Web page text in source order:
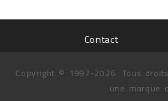
Contact
Copyright © 1997-2026. Tous
une marque